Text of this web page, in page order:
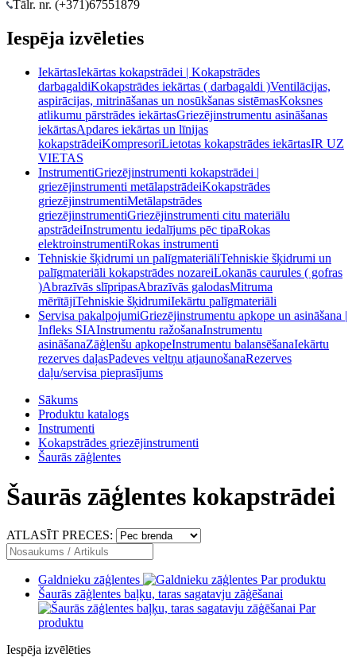
Tālr. nr. (+371)67551879
Iespēja izvēleties
IekārtasIekārtas kokapstrādei | Kokapstrādes
darbagaldiKokapstrādes iekārtas ( darbagaldi )Ventilācijas,
aspirācijas, mitrināšanas un nosūkšanas sistēmasKoksnes
atlikumu pārstrādes iekārtasGriezējinstrumentu asināšanas
iekārtasApdares iekārtas un līnijas
kokapstrādeiKompresoriLietotas kokapstrādes iekārtasIR UZ
VIETAS
InstrumentiGriezējinstrumenti kokapstrādei |
griezējinstrumenti metālapstrādeiKokapstrādes
griezējinstrumentiMetālapstrādes
griezējinstrumentiGriezējinstrumenti citu materiālu
apstrādeiInstrumentu iedalījums pēc tipaRokas
elektroinstrumentiRokas instrumenti
Tehniskie šķidrumi un palīgmateriāliTehniskie šķidrumi un
palīgmateriāli kokapstrādes nozareiLokanās caurules ( gofras
)Abrazīvās slīpripasAbrazīvās galodasMitruma
mērītājiTehniskie šķidrumiIekārtu palīgmateriāli
Servisa pakalpojumiGriezējinstrumentu apkope un asināšana |
Infleks SIAInstrumentu ražošanaInstrumentu
asināšanaZāģlenšu apkopeInstrumentu balansēšanaIekārtu
rezerves daļasPadeves veltņu atjaunošanaRezerves
daļu/servisa pieprasījums
Sākums
Produktu katalogs
Instrumenti
Kokapstrādes griezējinstrumenti
Šaurās zāģlentes
Šaurās zāģlentes kokapstrādei
ATLASĪT PRECES:
Galdnieku zāģlentes
Par produktu
Šaurās zāģlentes baļķu, taras sagatavju zāģēšanai
Par
produktu
Iespēja izvēlēties